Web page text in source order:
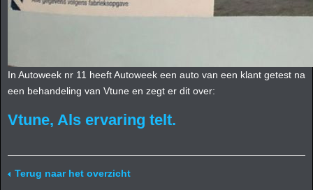
In Autoweek nr 11 heeft Autoweek een auto van een klant getest na
een behandeling van Vtune en zegt er dit over:
Vtune, Als ervaring telt.
Terug naar het overzicht